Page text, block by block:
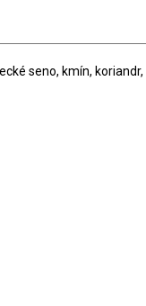
seno, kmín,